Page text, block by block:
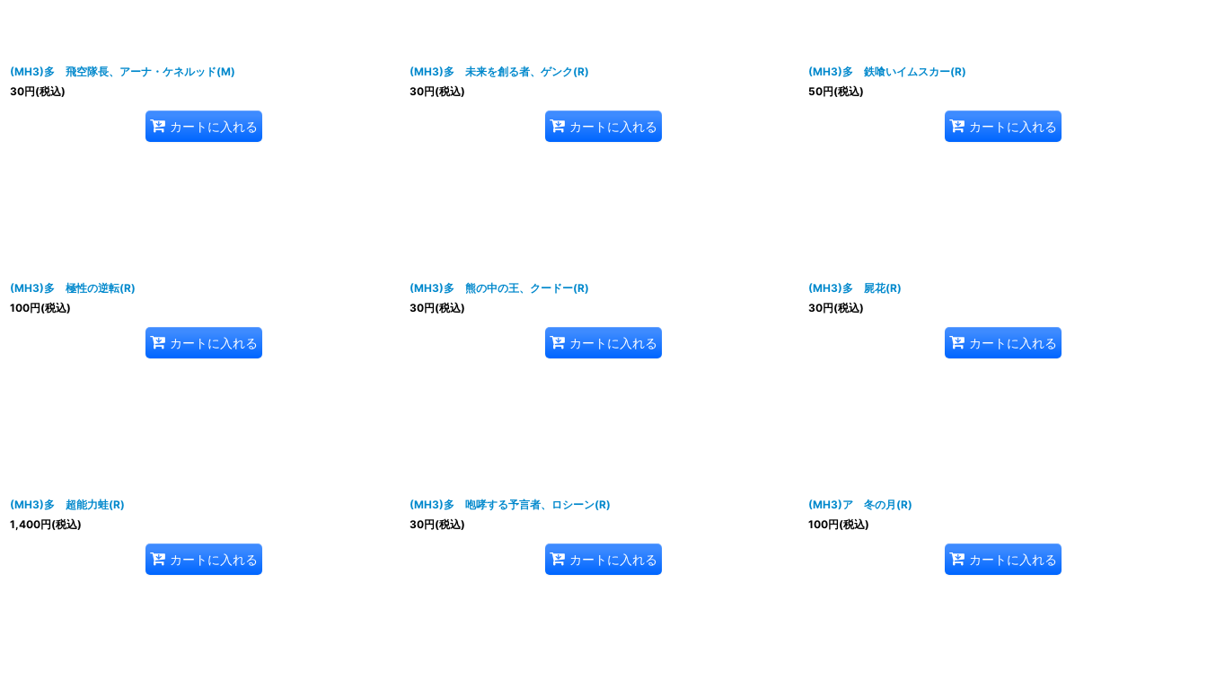
(MH3)多 飛空隊長、アーナ・ケネルッド(M)
30円(税込)
カートに入れる
(MH3)多 未来を創る者、ゲンク(R)
30円(税込)
カートに入れる
(MH3)多 鉄喰いイムスカー(R)
50円(税込)
カートに入れる
(MH3)多 極性の逆転(R)
100円(税込)
カートに入れる
(MH3)多 熊の中の王、クードー(R)
30円(税込)
カートに入れる
(MH3)多 屍花(R)
30円(税込)
カートに入れる
(MH3)多 超能力蛙(R)
1,400円(税込)
カートに入れる
(MH3)多 咆哮する予言者、ロシーン(R)
30円(税込)
カートに入れる
(MH3)ア 冬の月(R)
100円(税込)
カートに入れる